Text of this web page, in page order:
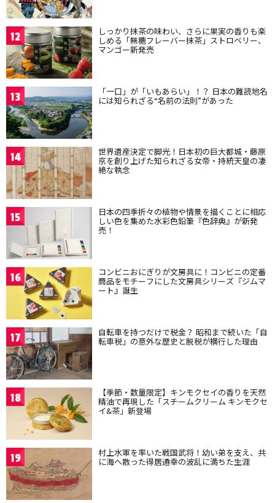
12 しっかり抹茶の味わい、さらに果実の香りも楽
しめる「無糖フレーバー抹茶」ストロベリー、
マンゴー新発売
13 「一口」が「いもあらい」！？ 日本の難読地名
には知られざる“名前の法則”があった
14 世界遺産決定で脚光！日本初の巨大都城・藤原
京を創り上げた知られざる女帝・持統天皇の凄
絶な執念
15 日本の四季折々の植物や情景を描くことに相応
しい色を集めた水彩色鉛筆『色辞典』が新発
売！
16 コンビニおにぎりが文房具に！コンビニの定番
商品をモチーフにした文房具シリーズ『ジムマ
ート』誕生
17 自転車を持つだけで税金？ 昭和まで続いた「自
転車税」の意外な歴史と脱税が横行した理由
18 【季節・数量限定】キンモクセイの香りを天然
精油で再現した「スチームクリーム キンモクセ
イ&茶」新登場
19 村上水軍を率いた戦国武将！幼い弟を支え、共
に海へ散った得居通幸の波乱に満ちた生涯